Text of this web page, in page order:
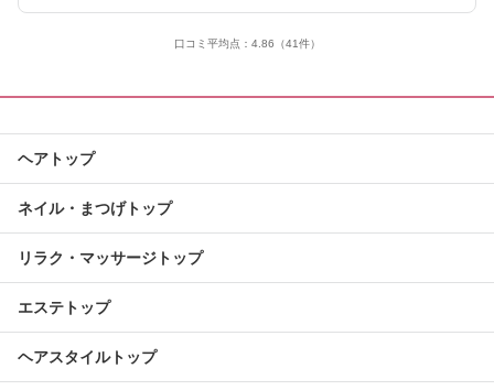
口コミ平均点： 4.86 （41件）
ヘアトップ
ネイル・まつげトップ
リラク・マッサージトップ
エステトップ
ヘアスタイルトップ